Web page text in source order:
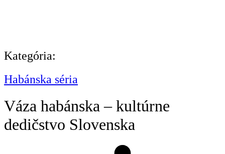
Kategória:
Habánska séria
Váza habánska – kultúrne
dedičstvo Slovenska